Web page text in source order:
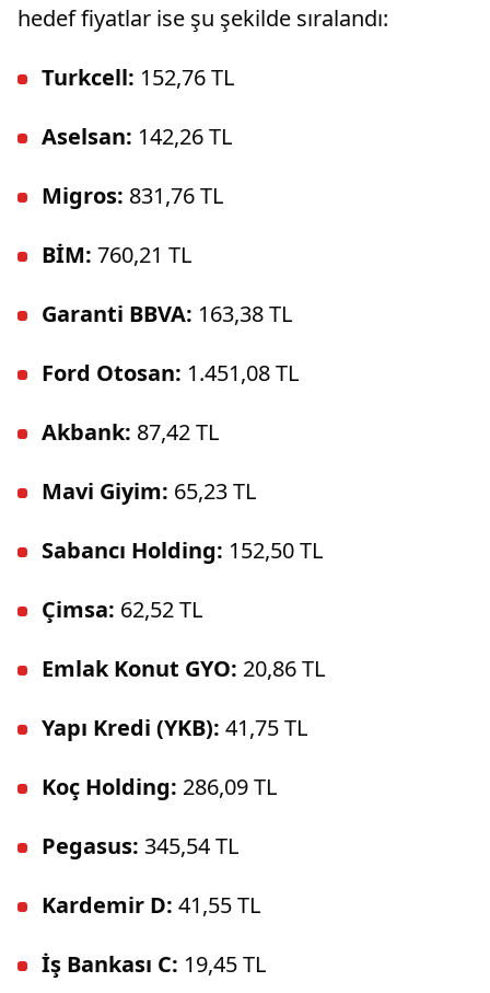
hedef fiyatlar ise şu şekilde sıralandı:
Turkcell: 152,76 TL
Aselsan: 142,26 TL
Migros: 831,76 TL
BİM: 760,21 TL
Garanti BBVA: 163,38 TL
Ford Otosan: 1.451,08 TL
Akbank: 87,42 TL
Mavi Giyim: 65,23 TL
Sabancı Holding: 152,50 TL
Çimsa: 62,52 TL
Emlak Konut GYO: 20,86 TL
Yapı Kredi (YKB): 41,75 TL
Koç Holding: 286,09 TL
Pegasus: 345,54 TL
Kardemir D: 41,55 TL
İş Bankası C: 19,45 TL